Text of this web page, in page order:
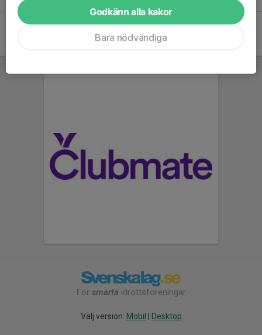
För smarta idrottsföreningar
Välj version: Mobil Desktop
Godkänn alla kakor
Bara nödvändiga